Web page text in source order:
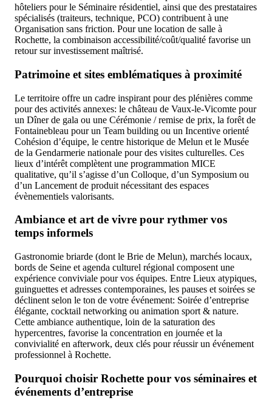
hôteliers pour le Séminaire résidentiel, ainsi que des prestataires
spécialisés (traiteurs, technique, PCO) contribuent à une
Organisation sans friction. Pour une location de salle à
Rochette, la combinaison accessibilité/coût/qualité favorise un
retour sur investissement maîtrisé.
Patrimoine et sites emblématiques à proximité
Le territoire offre un cadre inspirant pour des plénières comme
pour des activités annexes: le château de Vaux-le-Vicomte pour
un Dîner de gala ou une Cérémonie / remise de prix, la forêt de
Fontainebleau pour un Team building ou un Incentive orienté
Cohésion d’équipe, le centre historique de Melun et le Musée
de la Gendarmerie nationale pour des visites culturelles. Ces
lieux d’intérêt complètent une programmation MICE
qualitative, qu’il s’agisse d’un Colloque, d’un Symposium ou
d’un Lancement de produit nécessitant des espaces
évènementiels valorisants.
Ambiance et art de vivre pour rythmer vos
temps informels
Gastronomie briarde (dont le Brie de Melun), marchés locaux,
bords de Seine et agenda culturel régional composent une
expérience conviviale pour vos équipes. Entre Lieux atypiques,
guinguettes et adresses contemporaines, les pauses et soirées se
déclinent selon le ton de votre événement: Soirée d’entreprise
élégante, cocktail networking ou animation sport & nature.
Cette ambiance authentique, loin de la saturation des
hypercentres, favorise la concentration en journée et la
convivialité en afterwork, deux clés pour réussir un événement
professionnel à Rochette.
Pourquoi choisir Rochette pour vos séminaires et
événements d’entreprise